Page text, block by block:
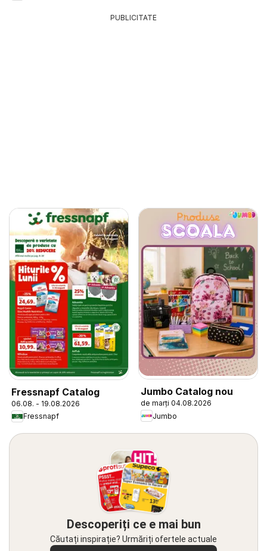
PUBLICITATE
Fressnapf Catalog
06.08. - 19.08.2026
Fressnapf
Jumbo Catalog nou
de marți 04.08.2026
Jumbo
Descoperiți ce e mai bun
Căutați inspirație? Urmăriți ofertele actuale